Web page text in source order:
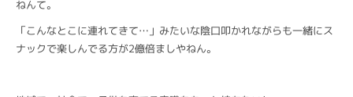
ねんて。
「こんなとこに連れてきて…」みたいな陰口叩かれながらも一緒にス
ナックで楽しんでる方が2億倍ましやねん。